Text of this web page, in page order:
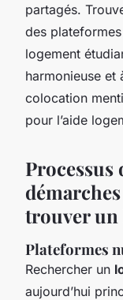
partagés.
des
logement
harmonieuse et
colocation
pour l’aide
Processus
trouver un
Plateformes
Rechercher un
aujourd’hui